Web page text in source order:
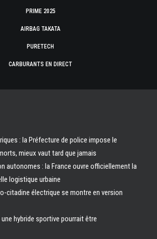
PRIME 2025
AIRBAG TAKATA
PURETECH
CARBURANTS EN DIRECT
: la Préfecture de police impose le
mieux vaut tard que jamais
autonomes : la France ouvre officiellement la
logistique urbaine
citadine électrique se montre en version
une hybride sportive pourrait être